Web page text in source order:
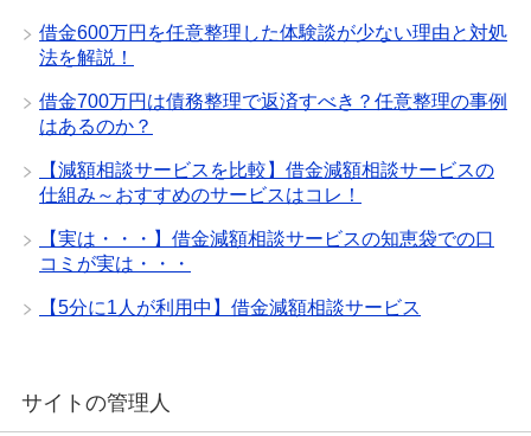
借金600万円を任意整理した体験談が少ない理由と対処
法を解説！
借金700万円は債務整理で返済すべき？任意整理の事例
はあるのか？
【減額相談サービスを比較】借金減額相談サービスの
仕組み～おすすめのサービスはコレ！
【実は・・・】借金減額相談サービスの知恵袋での口
コミが実は・・・
【5分に1人が利用中】借金減額相談サービス
サイトの管理人